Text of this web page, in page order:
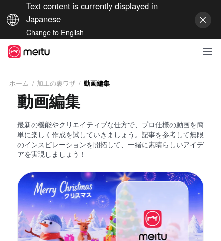
Text content is currently displayed in
Japanese
Change to English
ホーム / 加工の裏ワザ / 動画編集
動画編集
最新の機能やクリエイティブな仕方で、プロ仕様の動画を簡
単に楽しく作成を試していきましょう。記事を参考して無限
のインスピレーションを開拓して、一緒に素晴らしいアイデ
アを実現しましょう！